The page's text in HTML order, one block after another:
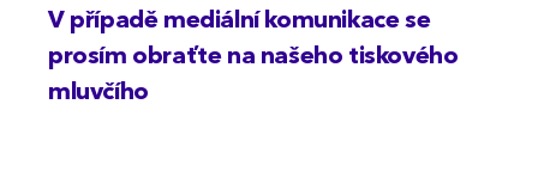
V případě mediální komunikace se
prosím obraťte na našeho tiskového
mluvčího